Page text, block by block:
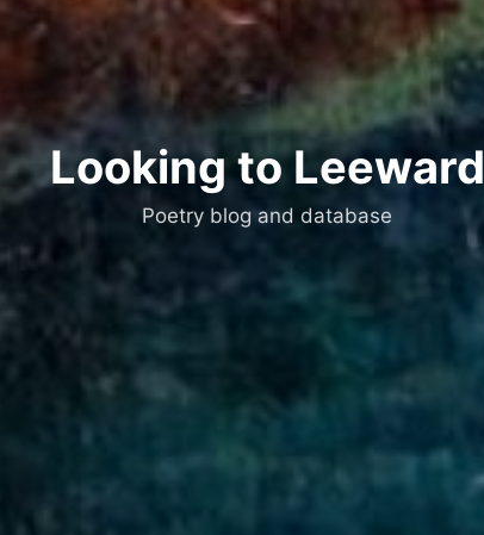
Looking to Leeward
Poetry blog and database